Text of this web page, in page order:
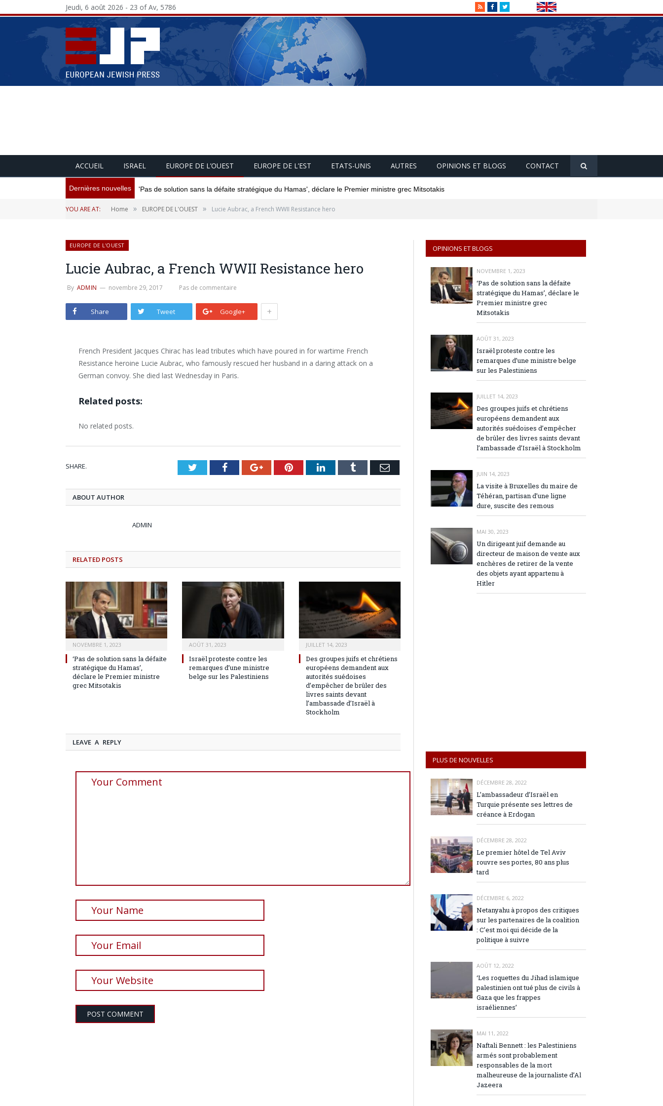
RSSFacebookTwitter
Jeudi, 6 août 2026 - 23 of Av, 5786
ACCUEIL ISRAEL EUROPE DE L’OUEST EUROPE DE L’EST ETATS-UNIS AUTRES OPINIONS ET BLOGS CONTACT
Dernières nouvelles 'Pas de solution sans la défaite stratégique du Hamas', déclare le Premier ministre grec Mitsotakis
YOU ARE AT: Home » EUROPE DE L'OUEST » Lucie Aubrac, a French WWII Resistance hero
EUROPE DE L'OUEST
Lucie Aubrac, a French WWII Resistance hero
By ADMIN novembre 29, 2017 Pas de commentaire
Share Tweet Google+ +
French President Jacques Chirac has lead tributes which have poured in for wartime French
Resistance heroine Lucie Aubrac, who famously rescued her husband in a daring attack on a
German convoy. She died last Wednesday in Paris.
Related posts:
No related posts.
SHARE. TwitterFacebookGoogle+PinterestLinkedInTumblr Email
ABOUT AUTHOR
ADMIN
RELATED POSTS
NOVEMBRE 1, 2023
‘Pas de solution sans la défaite
stratégique du Hamas’,
déclare le Premier ministre
grec Mitsotakis
AOÛT 31, 2023
Israël proteste contre les
remarques d’une ministre
belge sur les Palestiniens
JUILLET 14, 2023
Des groupes juifs et chrétiens
européens demandent aux
autorités suédoises
d’empêcher de brûler des
livres saints devant
l’ambassade d’Israël à
Stockholm
LEAVE A REPLY
OPINIONS ET BLOGS
NOVEMBRE 1, 2023
‘Pas de solution sans la défaite
stratégique du Hamas’, déclare le
Premier ministre grec
Mitsotakis
AOÛT 31, 2023
Israël proteste contre les
remarques d’une ministre belge
sur les Palestiniens
JUILLET 14, 2023
Des groupes juifs et chrétiens
européens demandent aux
autorités suédoises d’empêcher
de brûler des livres saints devant
l’ambassade d’Israël à Stockholm
JUIN 14, 2023
La visite à Bruxelles du maire de
Téhéran, partisan d’une ligne
dure, suscite des remous
MAI 30, 2023
Un dirigeant juif demande au
directeur de maison de vente aux
enchères de retirer de la vente
des objets ayant appartenu à
Hitler
PLUS DE NOUVELLES
DÉCEMBRE 28, 2022
L’ambassadeur d’Israël en
Turquie présente ses lettres de
créance à Erdogan
DÉCEMBRE 28, 2022
Le premier hôtel de Tel Aviv
rouvre ses portes, 80 ans plus
tard
DÉCEMBRE 6, 2022
Netanyahu à propos des critiques
sur les partenaires de la coalition
: C’est moi qui décide de la
politique à suivre
AOÛT 12, 2022
‘Les roquettes du Jihad islamique
palestinien ont tué plus de civils à
Gaza que les frappes
israéliennes’
MAI 11, 2022
Naftali Bennett : les Palestiniens
armés sont probablement
responsables de la mort
malheureuse de la journaliste d’Al
Jazeera